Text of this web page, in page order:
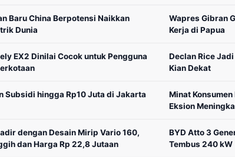
Baru China Berpotensi Naikkan
Dunia
Wapres Gibran
Kerja di Papua
EX2 Dinilai Cocok untuk Pengguna
Declan Rice
Kian Dekat
Subsidi hingga Rp10 Juta di Jakarta
Minat
Eksion
dengan Desain Mirip Vario 160,
dan Harga Rp 22,8 Jutaan
BYD Atto 3
Tembus 240 kW